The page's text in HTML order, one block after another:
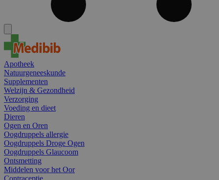
Apotheek
Natuurgeneeskunde
Supplementen
Welzijn & Gezondheid
Verzorging
Voeding en dieet
Dieren
Ogen en Oren
Oogdruppels allergie
Oogdruppels Droge Ogen
Oogdruppels Glaucoom
Ontsmetting
Middelen voor het Oor
Contraceptie